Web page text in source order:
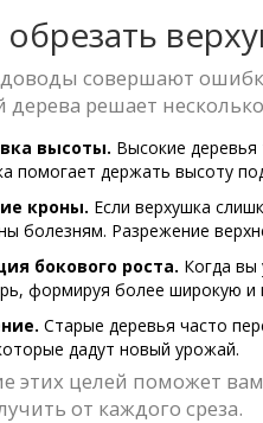
совершают
дерева решает
высоты. Высокие
помогает держать высоту
кроны. Если верхушка
болезням. Разрежение
бокового роста. Когда вы
формируя более широкую и
Старые деревья часто
дадут новый урожай.
этих целей поможет
от каждого среза.